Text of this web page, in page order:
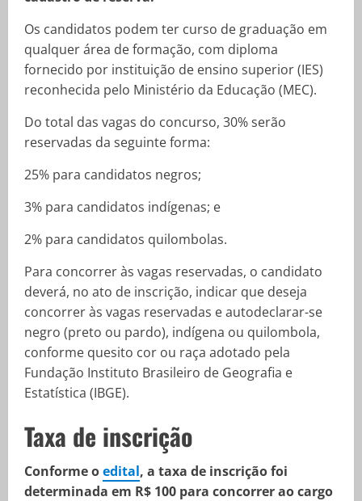
Os candidatos podem ter curso de graduação em
qualquer área de formação, com diploma
fornecido por instituição de ensino superior (IES)
reconhecida pelo Ministério da Educação (MEC).
Do total das vagas do concurso, 30% serão
reservadas da seguinte forma:
25% para candidatos negros;
3% para candidatos indígenas; e
2% para candidatos quilombolas.
Para concorrer às vagas reservadas, o candidato
deverá, no ato de inscrição, indicar que deseja
concorrer às vagas reservadas e autodeclarar-se
negro (preto ou pardo), indígena ou quilombola,
conforme quesito cor ou raça adotado pela
Fundação Instituto Brasileiro de Geografia e
Estatística (IBGE).
Taxa de inscrição
Conforme oedital, a taxa de inscrição foi
determinada em R$ 100 para concorrer ao cargo